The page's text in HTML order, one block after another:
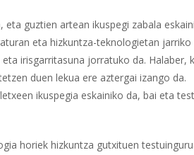
guztien artean ikuspegi zabala
eta hizkuntza-teknologietan jarriko
irisgarritasuna jorratuko da. Halaber,
duen lekua ere aztergai izango da.
ikuspegia eskainiko da, bai eta
horiek hizkuntza gutxituen